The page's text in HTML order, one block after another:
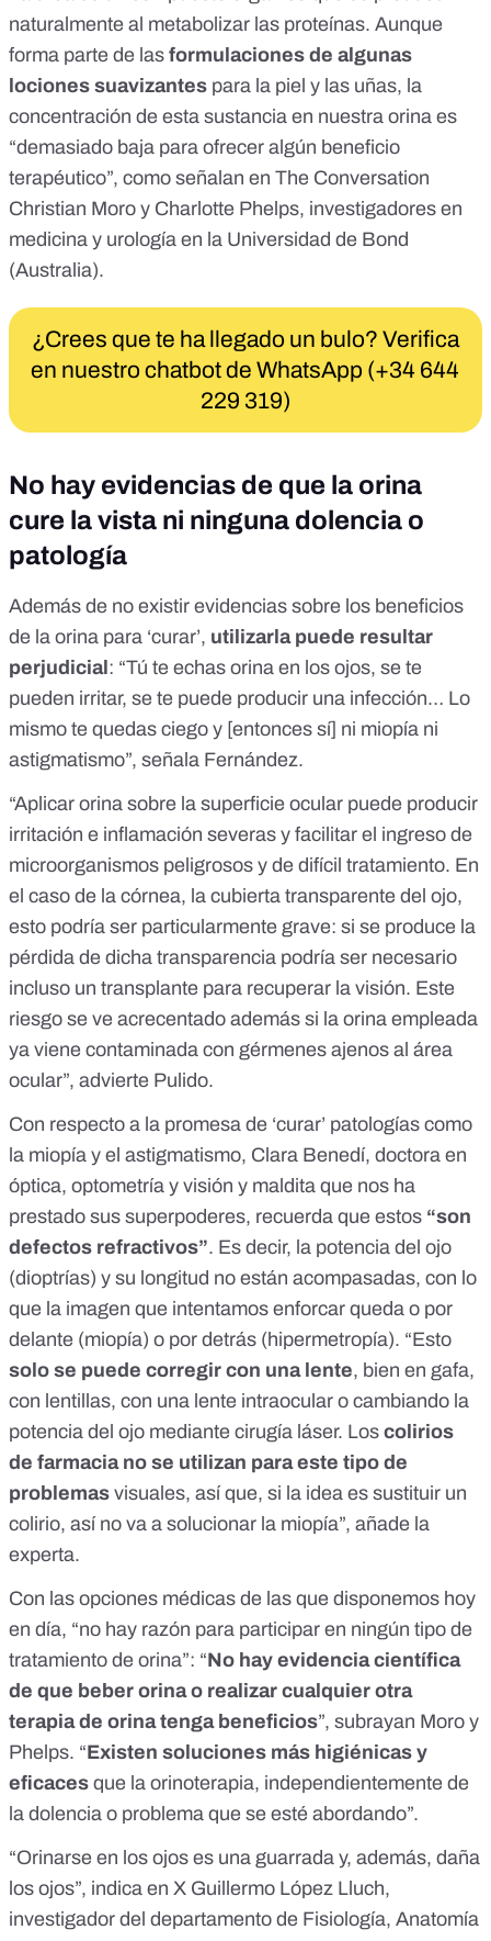
naturalmente al metabolizar las proteínas. Aunque
forma parte de las formulaciones de algunas
lociones suavizantes para la piel y las uñas, la
concentración de esta sustancia en nuestra orina es
“demasiado baja para ofrecer algún beneficio
terapéutico”, como señalan en The Conversation
Christian Moro y Charlotte Phelps, investigadores en
medicina y urología en la Universidad de Bond
(Australia).
¿Crees que te ha llegado un bulo? Verifica
en nuestro chatbot de WhatsApp (+34 644
229 319)
No hay evidencias de que la orina
cure la vista ni ninguna dolencia o
patología
Además de no existir evidencias sobre los beneficios
de la orina para ‘curar’, utilizarla puede resultar
perjudicial : “Tú te echas orina en los ojos, se te
pueden irritar, se te puede producir una infección… Lo
mismo te quedas ciego y [entonces sí] ni miopía ni
astigmatismo”, señala Fernández.
“Aplicar orina sobre la superficie ocular puede producir
irritación e inflamación severas y facilitar el ingreso de
microorganismos peligrosos y de difícil tratamiento. En
el caso de la córnea, la cubierta transparente del ojo,
esto podría ser particularmente grave: si se produce la
pérdida de dicha transparencia podría ser necesario
incluso un transplante para recuperar la visión. Este
riesgo se ve acrecentado además si la orina empleada
ya viene contaminada con gérmenes ajenos al área
ocular”, advierte Pulido.
Con respecto a la promesa de ‘curar’ patologías como
la miopía y el astigmatismo, Clara Benedí, doctora en
óptica, optometría y visión y maldita que nos ha
prestado sus superpoderes, recuerda que estos “son
defectos refractivos”. Es decir, la potencia del ojo
(dioptrías) y su longitud no están acompasadas, con lo
que la imagen que intentamos enforcar queda o por
delante (miopía) o por detrás (hipermetropía). “Esto
solo se puede corregir con una lente, bien en gafa,
con lentillas, con una lente intraocular o cambiando la
potencia del ojo mediante cirugía láser. Los colirios
de farmacia no se utilizan para este tipo de
problemas visuales, así que, si la idea es sustituir un
colirio, así no va a solucionar la miopía”, añade la
experta.
Con las opciones médicas de las que disponemos hoy
en día, “no hay razón para participar en ningún tipo de
tratamiento de orina”: “No hay evidencia científica
de que beber orina o realizar cualquier otra
terapia de orina tenga beneficios”, subrayan Moro y
Phelps. “Existen soluciones más higiénicas y
eficaces que la orinoterapia, independientemente de
la dolencia o problema que se esté abordando”.
“Orinarse en los ojos es una guarrada y, además, daña
los ojos”, indica en X Guillermo López Lluch,
investigador del departamento de Fisiología, Anatomía